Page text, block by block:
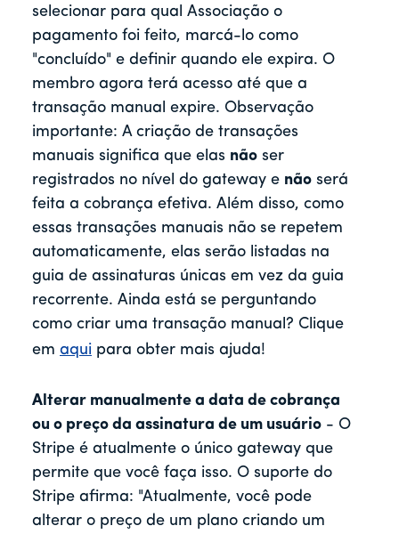
selecionar para qual Associação o
pagamento foi feito, marcá-lo como
"concluído" e definir quando ele expira. O
membro agora terá acesso até que a
transação manual expire. Observação
importante: A criação de transações
manuais significa que elas não ser
registrados no nível do gateway e não será
feita a cobrança efetiva. Além disso, como
essas transações manuais não se repetem
automaticamente, elas serão listadas na
guia de assinaturas únicas em vez da guia
recorrente. Ainda está se perguntando
como criar uma transação manual? Clique
em aqui para obter mais ajuda!
Alterar manualmente a data de cobrança
ou o preço da assinatura de um usuário - O
Stripe é atualmente o único gateway que
permite que você faça isso. O suporte do
Stripe afirma: "Atualmente, você pode
alterar o preço de um plano criando um